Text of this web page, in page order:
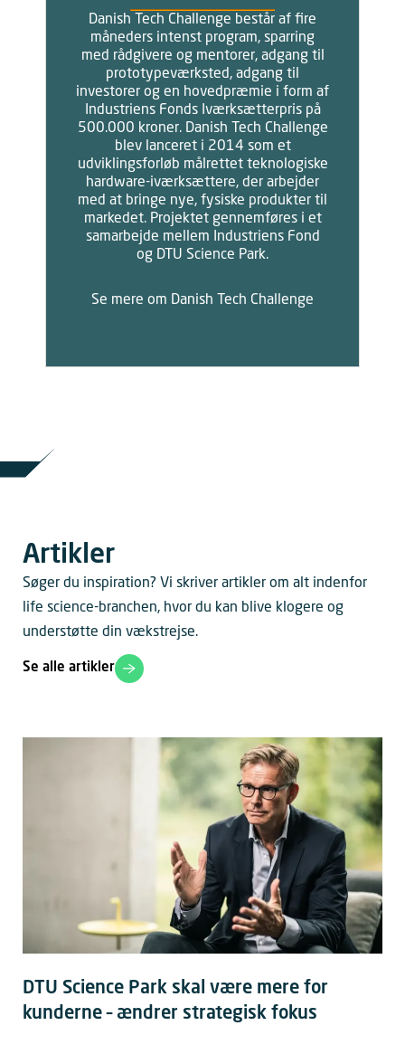
Danish Tech Challenge består af fire
måneders intenst program, sparring
med rådgivere og mentorer, adgang til
prototypeværksted, adgang til
investorer og en hovedpræmie i form af
Industriens Fonds Iværksætterpris på
500.000 kroner. Danish Tech Challenge
blev lanceret i 2014 som et
udviklingsforløb målrettet teknologiske
hardware-iværksættere, der arbejder
med at bringe nye, fysiske produkter til
markedet. Projektet gennemføres i et
samarbejde mellem Industriens Fond
og DTU Science Park.
Se mere om Danish Tech Challenge
Artikler
Søger du inspiration? Vi skriver artikler om alt indenfor
life science-branchen, hvor du kan blive klogere og
understøtte din vækstrejse.
Se alle artikler
DTU Science Park skal være mere for
kunderne – ændrer strategisk fokus